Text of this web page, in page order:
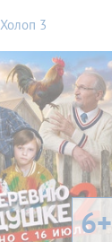
Холоп 3
6+